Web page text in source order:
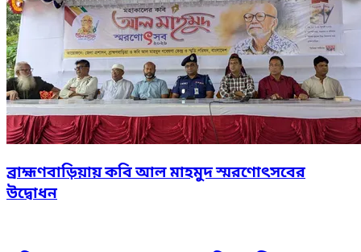
ব্রাহ্মণবাড়িয়ায় কবি আল মাহমুদ স্মরণোৎসবের
উদ্বোধন